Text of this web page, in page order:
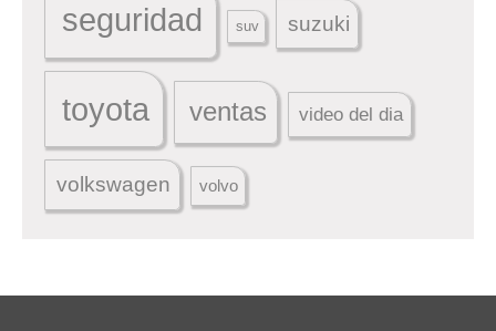
seguridad suv suzuki
toyota ventas video del dia
volkswagen volvo